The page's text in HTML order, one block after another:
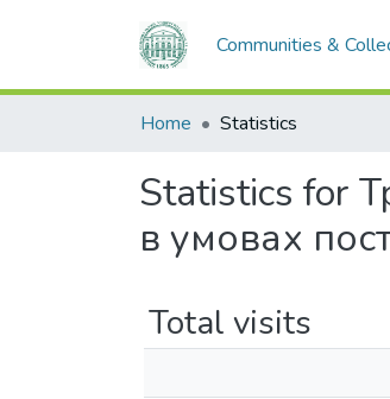
Communities &
Home Statistics
Statistics for
в умовах
Total visits